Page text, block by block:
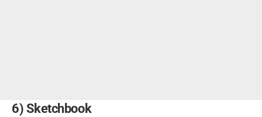
6) Sketchbook